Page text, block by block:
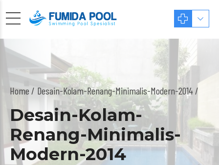
Home Desain-Kolam-Renang-Minimalis-Modern-2014 /
Desain-Kolam-
Renang-Minimalis-
Modern-2014